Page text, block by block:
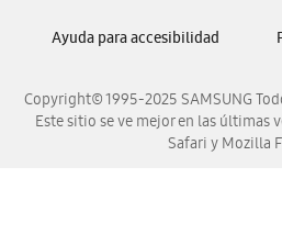
Samsung
Copyright© 1995-2025 SAMSUNG
Este sitio se ve mejor en las últimas
Safari y Mozilla
Ayuda para accesibilidad